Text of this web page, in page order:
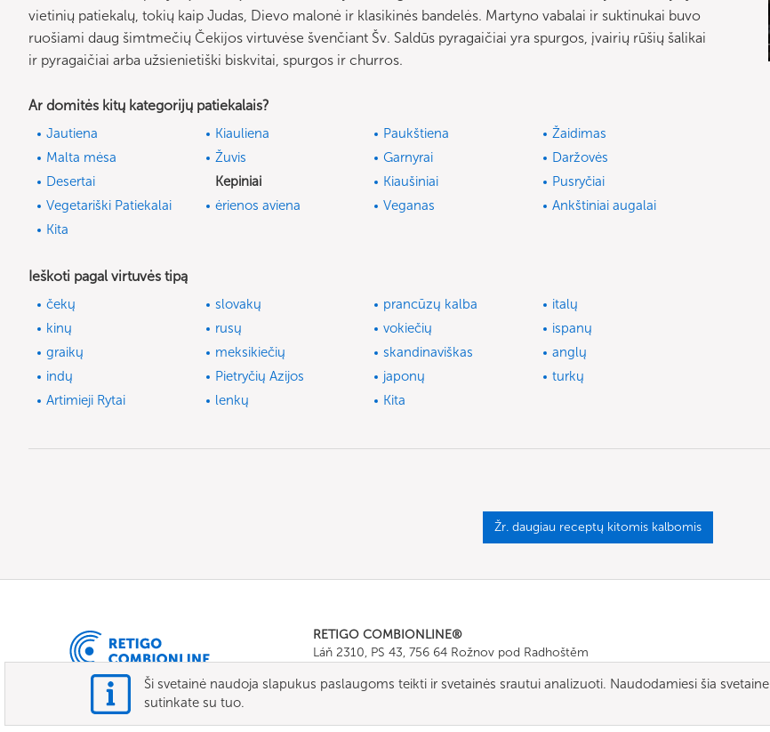
vietinių patiekalų, tokių kaip Judas, Dievo malonė ir klasikinės bandelės. Martyno vabalai ir suktinukai buvo
ruošiami daug šimtmečių Čekijos virtuvėse švenčiant Šv. Saldūs pyragaičiai yra spurgos, įvairių rūšių šalikai
ir pyragaičiai arba užsienietiški biskvitai, spurgos ir churros.
Ar domitės kitų kategorijų patiekalais?
Jautiena Kiauliena Paukštiena
Žaidimas
Malta mėsa
Žuvis Garnyrai
Daržovės
Desertai
Kepiniai Kiaušiniai
Pusryčiai
Vegetariški Patiekalai
ėrienos aviena Veganas
Ankštiniai augalai
Kita
Ieškoti pagal virtuvės tipą
čekų slovakų prancūzų kalba
italų
kinų
rusų vokiečių
ispanų
graikų
meksikiečių skandinaviškas
anglų
indų
Pietryčių Azijos japonų
turkų
Artimieji Rytai
lenkų Kita
Žr. daugiau receptų kitomis kalbomis
RETIGO COMBIONLINE®
Láň 2310, PS 43, 756 64 Rožnov pod Radhoštěm
E-mail:info@combionline.com
Ši svetainė naudoja slapukus paslaugoms teikti ir svetainės srautui analizuoti. Naudodamiesi šia svetaine
sutinkate su tuo.